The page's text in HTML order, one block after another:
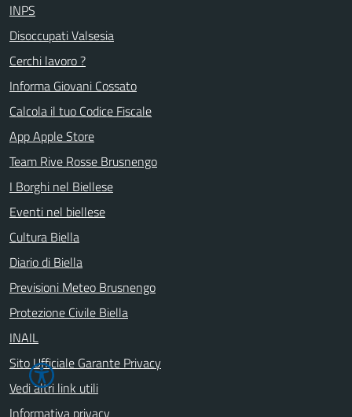
INPS
Disoccupati Valsesia
Cerchi lavoro ?
Informa Giovani Cossato
Calcola il tuo Codice Fiscale
App Apple Store
Team Rive Rosse Brusnengo
I Borghi nel Biellese
Eventi nel biellese
Cultura Biella
Diario di Biella
Previsioni Meteo Brusnengo
Protezione Civile Biella
INAIL
Sito Ufficiale Garante Privacy
Vedi altri link utili
Informativa privacy